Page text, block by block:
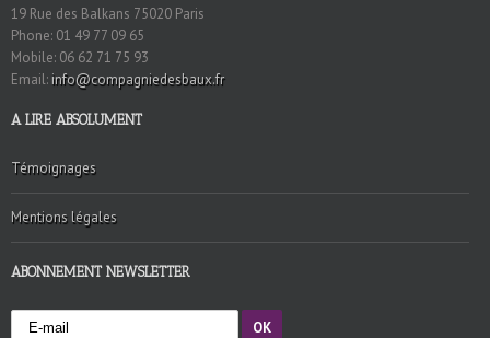
19 Rue des Balkans 75020 Paris
Phone: 01 49 77 09 65
Mobile: 06 62 71 75 93
Email: info@compagniedesbaux.fr
A LIRE ABSOLUMENT
Témoignages
Mentions légales
ABONNEMENT NEWSLETTER